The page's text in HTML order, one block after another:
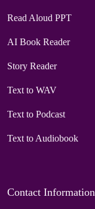
Read Aloud PPT
AI Book Reader
Story Reader
Text to WAV
Text to Podcast
Text to Audiobook
Contact Information